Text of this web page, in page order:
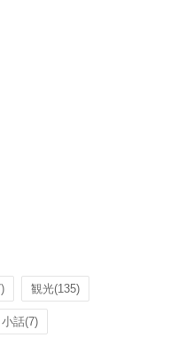
観光(135)
小話(7)